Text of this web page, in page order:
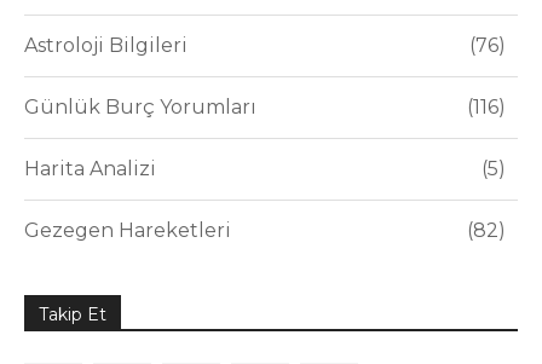
Astroloji Bilgileri 76
Günlük Burç Yorumları 116
Harita Analizi 5
Gezegen Hareketleri 82
Takip Et